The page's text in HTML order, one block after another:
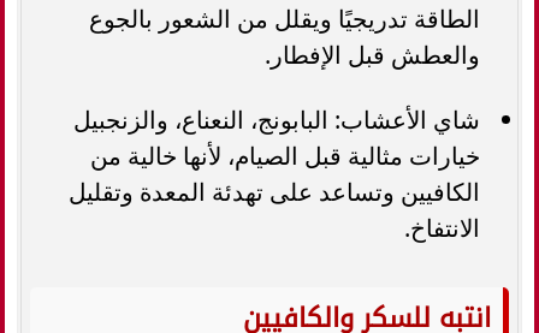
الطاقة تدريجيًا ويقلل من الشعور بالجوع
والعطش قبل الإفطار.
شاي الأعشاب: البابونج، النعناع، والزنجبيل
خيارات مثالية قبل الصيام، لأنها خالية من
الكافيين وتساعد على تهدئة المعدة وتقليل
الانتفاخ.
انتبه للسكر والكافيين